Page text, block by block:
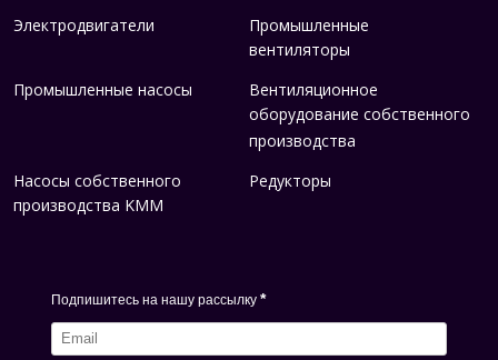
Электродвигатели Промышленные
вентиляторы
Промышленные насосы Вентиляционное
оборудование собственного
производства
Насосы собственного
производства KMM
Редукторы
Подпишитесь на нашу рассылку *